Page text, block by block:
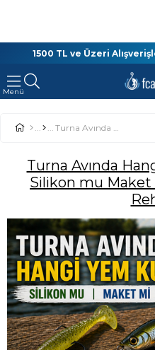
1500 TL ve Üzeri
Turna Avında Hangi Yem Kullanılmalı? Silikon mu Maket mi Kaşık mı? (2026 Rehber)
Turna Avında
Silikon mu Maket